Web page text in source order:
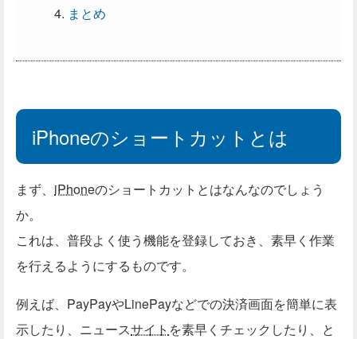
まとめ
iPhoneのショートカットとは
まず、 iPhoneのショートカットとはなんなのでしょう
か。
これは、普段よく使う機能を登録しておき、素早く作業
を行えるようにするものです。
例えば、PayPayやLinePayなどでの決済画面を簡単に表
示したり、ニュースサイト を素早くチェックしたり、と